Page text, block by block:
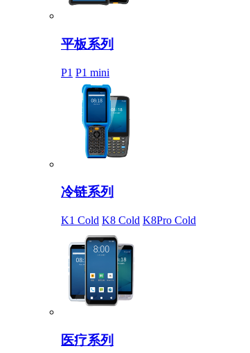
平板系列
P1 P1 mini
冷链系列
K1 Cold K8 Cold K8Pro Cold
医疗系列